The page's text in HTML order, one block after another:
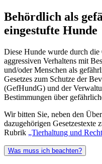
Behördlich als
eingestufte Hunde
Diese Hunde wurde durch
aggressiven Verhaltens mit
und/oder Menschen als
Gesetzes zum Schutze der
(GefHundG) und der
Bestimmungen über
Wir bitten Sie, neben den
dazugehörigen Gesetzestexte
Rubrik „Tierhaltung und
Was muss ich beachten?